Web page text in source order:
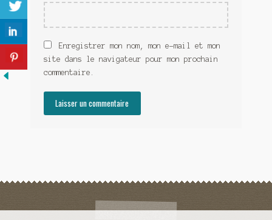
Panier
Sans retour
Sauver ou périr
Une baffe et ça repart
Enregistrer mon nom, mon e-mail et mon
site dans le navigateur pour mon prochain
commentaire.